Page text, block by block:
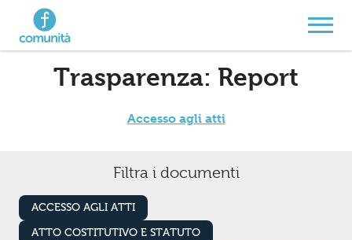
Navigazione principale
Vai al contenuto
Trasparenza: Report
Accesso agli atti
Filtra i documenti
ACCESSO AGLI ATTI
ATTO COSTITUTIVO E STATUTO